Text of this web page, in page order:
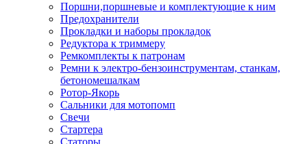
Поршни,поршневые и комплектующие к ним
Предохранители
Прокладки и наборы прокладок
Редуктора к триммеру
Ремкомплекты к патронам
Ремни к электро-бензоинструментам, станкам,
бетономешалкам
Ротор-Якорь
Сальники для мотопомп
Свечи
Стартера
Статоры